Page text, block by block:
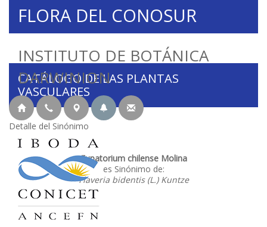
INSTITUTO DE BOTÁNICA
DARWINION
FLORA DEL CONOSUR
CATÁLOGO DE LAS PLANTAS
VASCULARES
Detalle del Sinónimo
Eupatorium chilense Molina
es Sinónimo de:
Flaveria bidentis (L.) Kuntze